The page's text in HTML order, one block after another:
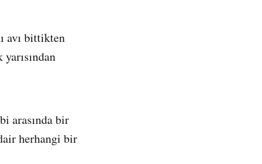
avı bittikten
arasında bir
herhangi bir